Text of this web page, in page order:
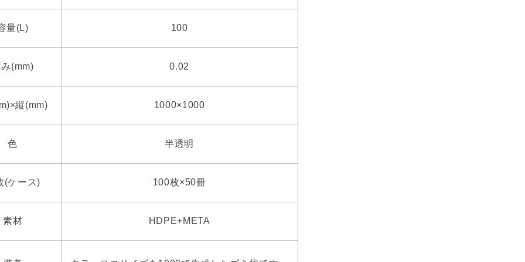
量(L) 100
み(mm) 0.02
縦(mm) 1000×1000
色 半透明
(ケース) 100枚×50冊
素材 HDPE+META